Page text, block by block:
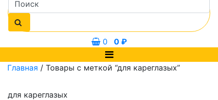
0 0 ₽
Главная / Товары с меткой “для кареглазых”
для кареглазых